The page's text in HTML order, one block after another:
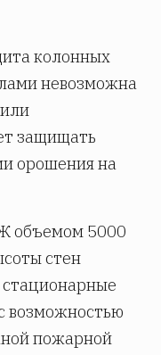
колонных
невозможна
защищать
орошения на
объемом 5000
стен
возможностью
пожарной